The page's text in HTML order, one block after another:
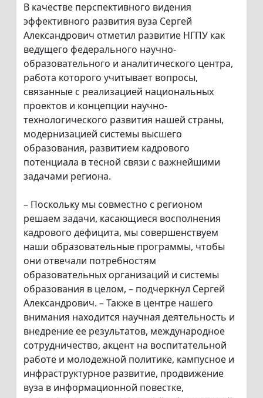
В качестве перспективного видения
эффективного развития вуза Сергей
Александрович отметил развитие НГПУ как
ведущего федерального научно-
образовательного и аналитического центра,
работа которого учитывает вопросы,
связанные с реализацией национальных
проектов и концепции научно-
технологического развития нашей страны,
модернизацией системы высшего
образования, развитием кадрового
потенциала в тесной связи с важнейшими
задачами региона.
– Поскольку мы совместно с регионом
решаем задачи, касающиеся восполнения
кадрового дефицита, мы совершенствуем
наши образовательные программы, чтобы
они отвечали потребностям
образовательных организаций и системы
образования в целом, – подчеркнул Сергей
Александрович. – Также в центре нашего
внимания находится научная деятельность и
внедрение ее результатов, международное
сотрудничество, акцент на воспитательной
работе и молодежной политике, кампусное и
инфраструктурное развитие, продвижение
вуза в информационной повестке,